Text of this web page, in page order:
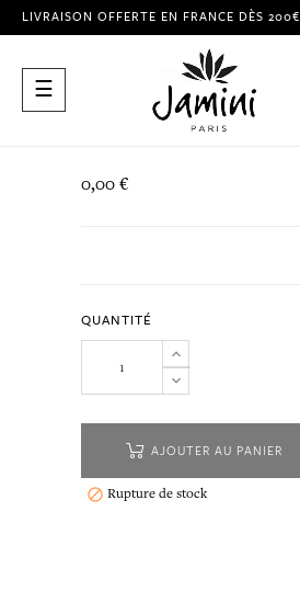
LIVRAISON OFFERTE EN FRANCE DÈS 200€
Basculer
la
☰
0,00 €
QUANTITÉ
AJOUTER AU PANIER
 Rupture de stock